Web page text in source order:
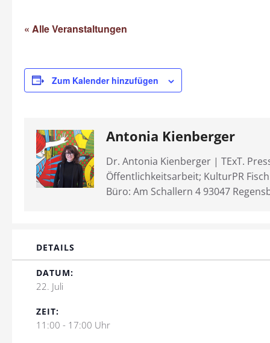
« Alle Veranstaltungen
Zum Kalender hinzufügen
Antonia Kienberger
Dr. Antonia Kienberger | TExT.
Öffentlichkeitsarbeit; KulturPR
Büro: Am Schallern 4 93047
DETAILS
DATUM:
22. Juli
ZEIT:
11:00 - 17:00 Uhr